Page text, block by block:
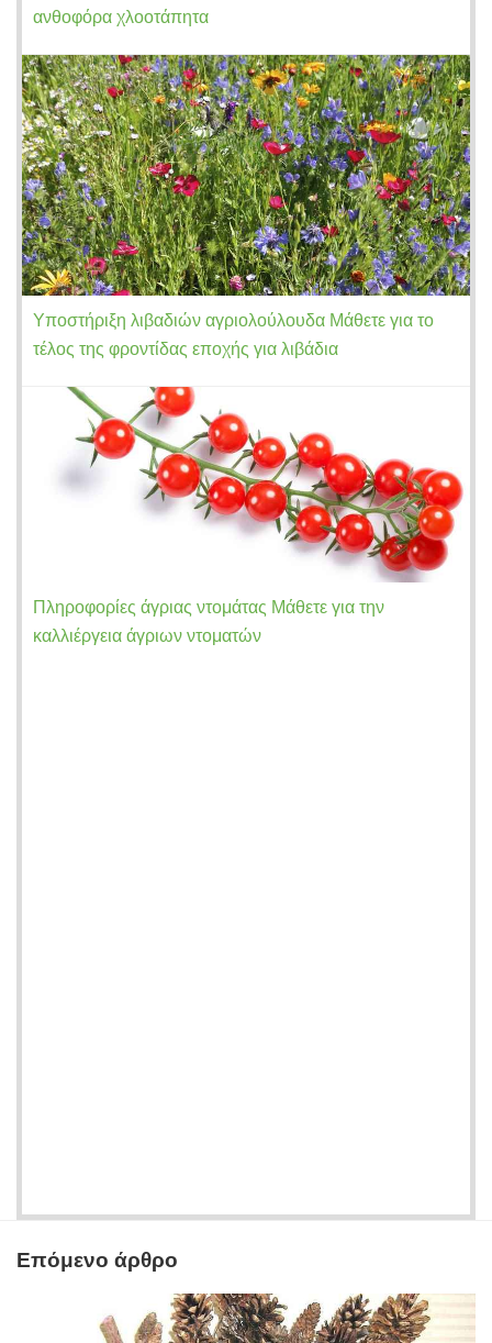
ανθοφόρα χλοοτάπητα
Υποστήριξη λιβαδιών αγριολούλουδα Μάθετε για το
τέλος της φροντίδας εποχής για λιβάδια
Πληροφορίες άγριας ντομάτας Μάθετε για την
καλλιέργεια άγριων ντοματών
Επόμενο άρθρο